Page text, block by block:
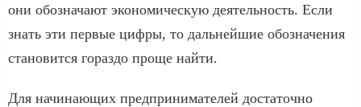
они обозначают экономическую деятельность. Если
знать эти первые цифры, то дальнейшие обозначения
становится гораздо проще найти.
Для начинающих предпринимателей достаточно